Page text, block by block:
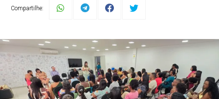
Compartilhe: